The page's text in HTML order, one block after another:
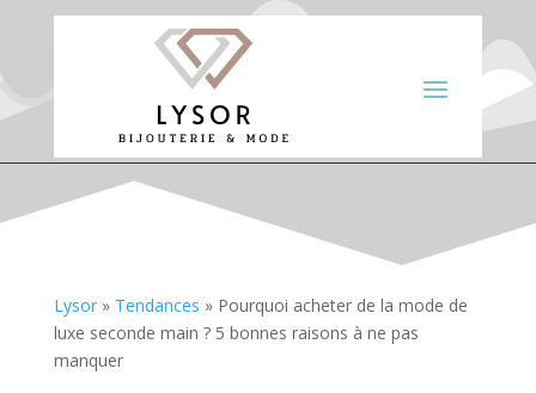
Lysor» Tendances » Pourquoi acheter de la mode de
luxe seconde main ? 5 bonnes raisons à ne pas
manquer